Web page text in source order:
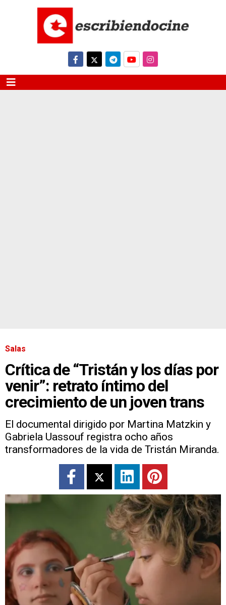
Salas
Crítica de “Tristán y los días por
venir”: retrato íntimo del
crecimiento de un joven trans
El documental dirigido por Martina Matzkin y
Gabriela Uassouf registra ocho años
transformadores de la vida de Tristán Miranda.